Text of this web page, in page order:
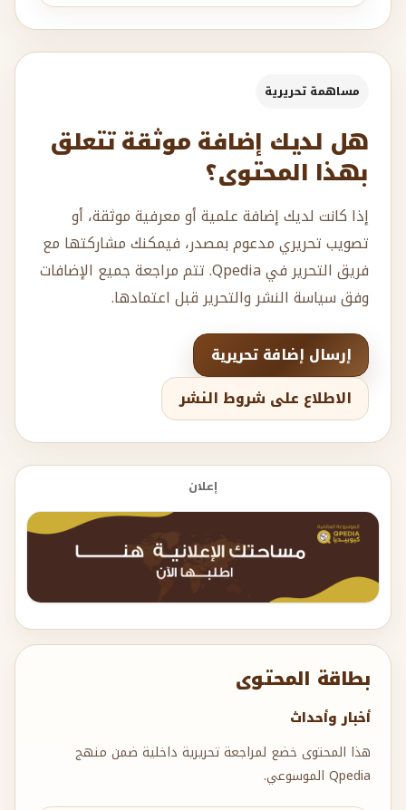
بطاقة المحتوى
أخبار وأحداث
هذا المحتوى خضع لمراجعة تحريرية داخلية ضمن منهج
Qpedia الموسوعي.
مساهمة تحريرية
هل لديك إضافة موثقة تتعلق
بهذا المحتوى؟
إذا كانت لديك إضافة علمية أو معرفية موثقة، أو
تصويب تحريري مدعوم بمصدر، فيمكنك مشاركتها مع
فريق التحرير في Qpedia. تتم مراجعة جميع الإضافات
وفق سياسة النشر والتحرير قبل اعتمادها.
إرسال إضافة تحريرية
الاطلاع على شروط النشر
إعلان